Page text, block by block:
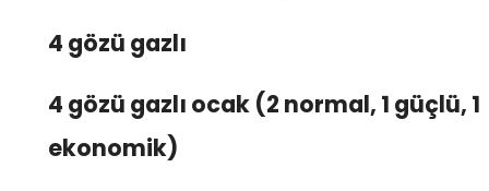
4 gözü gazlı
4 gözü gazlı ocak (2 normal, 1 güçlü, 1
ekonomik)